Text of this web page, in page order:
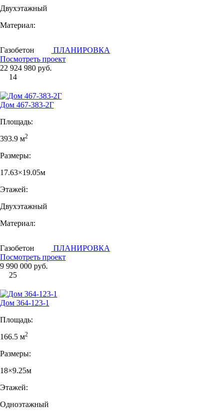
Двухэтажный
Материал:
Газобетон
ПЛАНИРОВКА
Посмотреть проект
22 924 980 руб.
14
Дом 467-383-2Г
Площадь:
393.9 м2
Размеры:
17.63×19.05м
Этажей:
Двухэтажный
Материал:
Газобетон
ПЛАНИРОВКА
Посмотреть проект
9 990 000 руб.
25
Дом 364-123-1
Площадь:
166.5 м2
Размеры:
18×9.25м
Этажей:
Одноэтажный